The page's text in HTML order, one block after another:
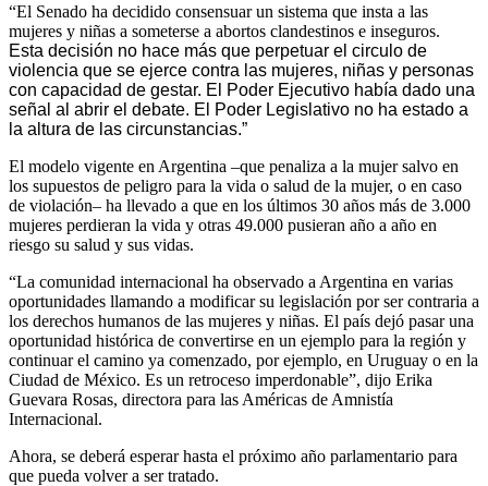
“El Senado ha decidido consensuar un sistema que insta a las
mujeres y niñas a someterse a abortos clandestinos e inseguros.
Esta decisión no hace más que perpetuar el circulo de
violencia que se ejerce contra las mujeres, niñas y personas
con capacidad de gestar. El Poder Ejecutivo había dado una
señal al abrir el debate. El Poder Legislativo no ha estado a
la altura de las circunstancias.”
El modelo vigente en Argentina –que penaliza a la mujer salvo en
los supuestos de peligro para la vida o salud de la mujer, o en caso
de violación– ha llevado a que en los últimos 30 años más de 3.000
mujeres perdieran la vida y otras 49.000 pusieran año a año en
riesgo su salud y sus vidas.
“La comunidad internacional ha observado a Argentina en varias
oportunidades llamando a modificar su legislación por ser contraria a
los derechos humanos de las mujeres y niñas. El país dejó pasar una
oportunidad histórica de convertirse en un ejemplo para la región y
continuar el camino ya comenzado, por ejemplo, en Uruguay o en la
Ciudad de México. Es un retroceso imperdonable”, dijo Erika
Guevara Rosas, directora para las Américas de Amnistía
Internacional.
Ahora, se deberá esperar hasta el próximo año parlamentario para
que pueda volver a ser tratado.